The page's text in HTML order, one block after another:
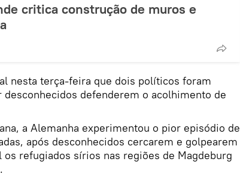
critica construção de muros e
nesta terça-feira que dois políticos foram
desconhecidos defenderem o acolhimento de
a Alemanha experimentou o pior episódio de
após desconhecidos cercarem e golpearem
refugiados sírios nas regiões de Magdeburg